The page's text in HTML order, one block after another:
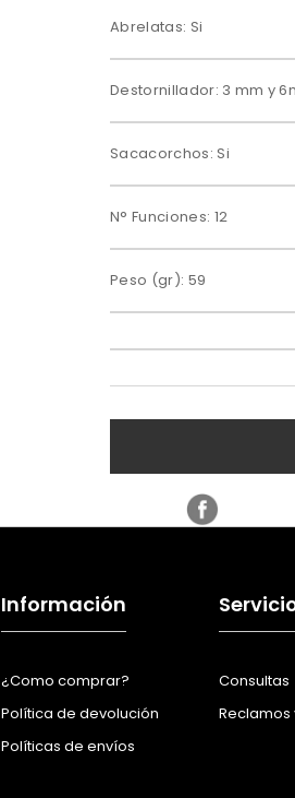
Abrelatas: Si
Destornillador: 3 mm y
Sacacorchos: Si
N° Funciones: 12
Peso (gr): 59
Información
¿Como comprar?
Política de devolución
Políticas de envíos
Consultas
Reclamos